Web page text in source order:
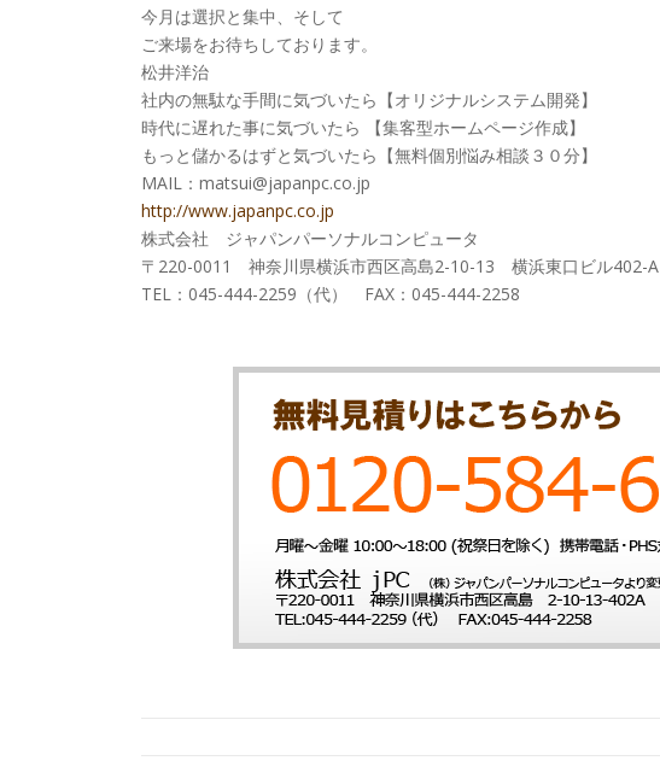
今月は選択と集中、そして
ご来場をお待ちしております。
松井洋治
社内の無駄な手間に気づいたら【オリジナルシステム開発】
時代に遅れた事に気づいたら 【集客型ホームページ作成】
もっと儲かるはずと気づいたら【無料個別悩み相談３０分】
MAIL：matsui@japanpc.co.jp
http://www.japanpc.co.jp
株式会社 ジャパンパーソナルコンピュータ
〒220-0011 神奈川県横浜市西区高島2-10-13 横浜東口ビル402-A
TEL：045-444-2259（代） FAX：045-444-2258